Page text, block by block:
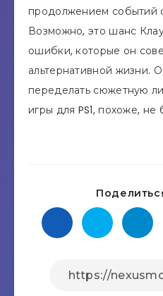
продолжением событий
Возможно, это шанс
ошибки, которые он
альтернативной жизни.
переделать сюжетную
игры для PS1, похоже,